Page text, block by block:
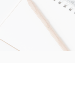
展
用
ボ